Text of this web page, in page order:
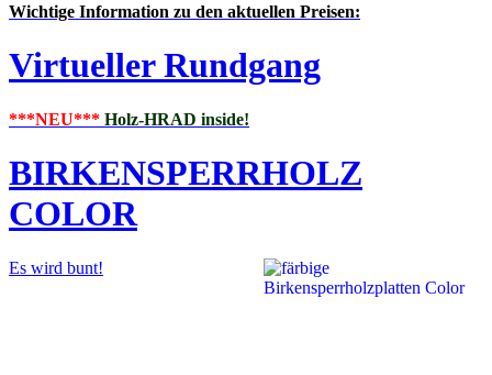
Wichtige Information zu den aktuellen Preisen:
Virtueller Rundgang
***NEU*** Holz-HRAD inside!
BIRKENSPERRHOLZ
COLOR
Es wird bunt!